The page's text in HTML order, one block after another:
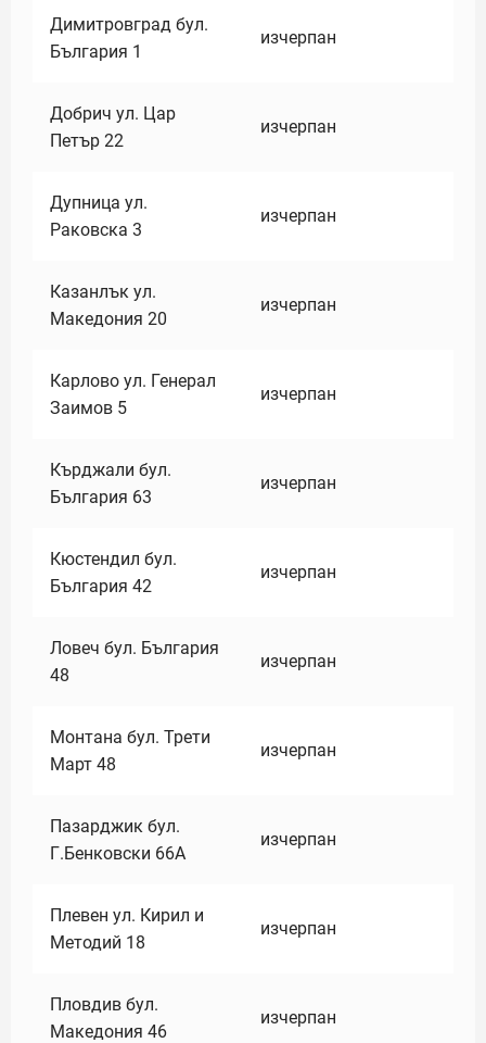
Димитровград бул.
България 1
изчерпан
Добрич ул. Цар
Петър 22
изчерпан
Дупница ул.
Раковска 3
изчерпан
Казанлък ул.
Македония 20
изчерпан
Карлово ул. Генерал
Заимов 5
изчерпан
Кърджали бул.
България 63
изчерпан
Кюстендил бул.
България 42
изчерпан
Ловеч бул. България
48
изчерпан
Монтана бул. Трети
Март 48
изчерпан
Пазарджик бул.
Г.Бенковски 66А
изчерпан
Плевен ул. Кирил и
Методий 18
изчерпан
Пловдив бул.
Македония 46
изчерпан